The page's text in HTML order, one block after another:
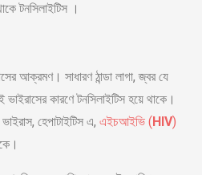
টনসিলাইটিস ।
আক্রমণ। সাধারণ ঠান্ডা লাগা, জ্বর যে
কারণে টনসিলাইটিস হয়ে থাকে।
হেপাটাইটিস এ, এইচআইভি ( HIV)